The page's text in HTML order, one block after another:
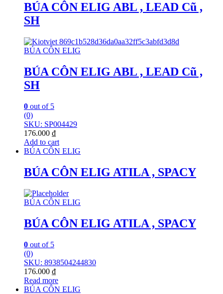
BÚA CÔN ELIG ABL , LEAD Cũ ,
SH
BÚA CÔN ELIG
BÚA CÔN ELIG ABL , LEAD Cũ ,
SH
0 out of 5
(0)
SKU: SP004429
176.000 ₫
Add to cart
BÚA CÔN ELIG
BÚA CÔN ELIG ATILA , SPACY
BÚA CÔN ELIG
BÚA CÔN ELIG ATILA , SPACY
0 out of 5
(0)
SKU: 8938504244830
176.000 ₫
Read more
BÚA CÔN ELIG